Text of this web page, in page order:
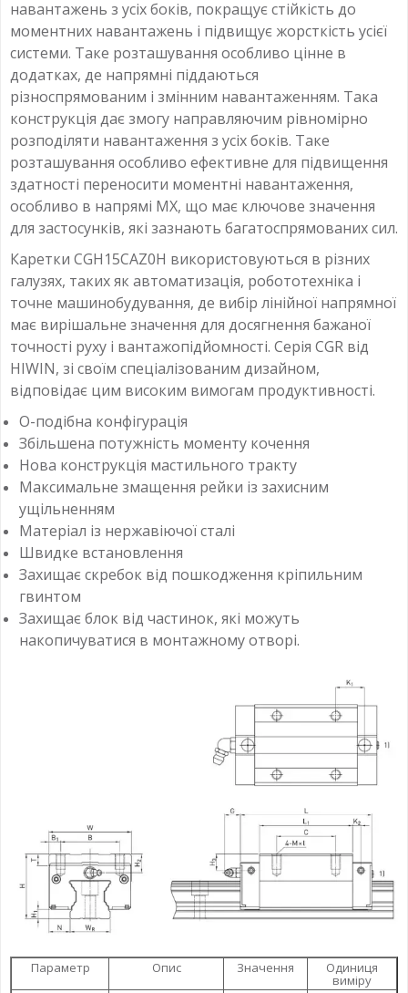
навантажень з усіх боків, покращує стійкість до
моментних навантажень і підвищує жорсткість усієї
системи. Таке розташування особливо цінне в
додатках, де напрямні піддаються
різноспрямованим і змінним навантаженням. Така
конструкція дає змогу направляючим рівномірно
розподіляти навантаження з усіх боків. Таке
розташування особливо ефективне для підвищення
здатності переносити моментні навантаження,
особливо в напрямі MX, що має ключове значення
для застосунків, які зазнають багатоспрямованих сил.
Каретки CGH15CAZ0H використовуються в різних
галузях, таких як автоматизація, робототехніка і
точне машинобудування, де вибір лінійної напрямної
має вирішальне значення для досягнення бажаної
точності руху і вантажопідйомності. Серія CGR від
HIWIN, зі своїм спеціалізованим дизайном,
відповідає цим високим вимогам продуктивності.
О-подібна конфігурація
Збільшена потужність моменту кочення
Нова конструкція мастильного тракту
Максимальне змащення рейки із захисним
ущільненням
Матеріал із нержавіючої сталі
Швидке встановлення
Захищає скребок від пошкодження кріпильним
гвинтом
Захищає блок від частинок, які можуть
накопичуватися в монтажному отворі.
Параметр Опис Значення Одиниця
виміру